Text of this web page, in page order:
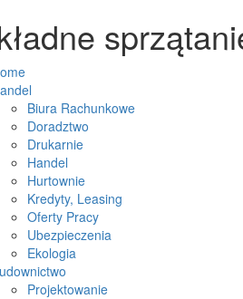
Biura Rachunkowe
Doradztwo
Drukarnie
Handel
Hurtownie
Kredyty, Leasing
Oferty Pracy
Ubezpieczenia
Ekologia
Projektowanie